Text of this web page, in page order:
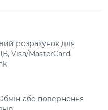
розрахунок для
Visa/MasterCard,
або повернення